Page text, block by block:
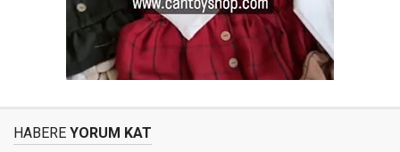
HABERE YORUM KAT